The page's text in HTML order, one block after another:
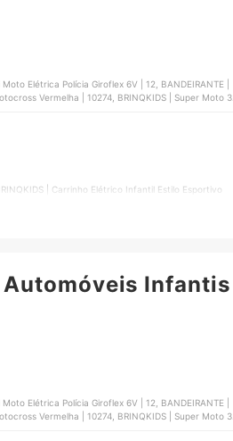
Giroflex 6V | 12, BANDEIRANTE |
Vermelha | 10274, BRINQKIDS | Super Moto 3
| Carrinho Elétrico Infantil Estilo Esportivo
12 V Bang Toys | 2043
Automóveis Infantis
Giroflex 6V | 12, BANDEIRANTE |
Vermelha | 10274, BRINQKIDS | Super Moto 3